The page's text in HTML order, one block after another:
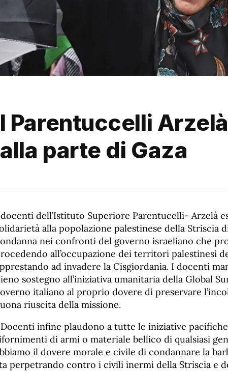
Parentuccelli
parte di Gaza
dell’Istituto Superiore Parentucelli- Arzelà
alla popolazione palestinese della Striscia
nei confronti del governo israeliano che
all’occupazione dei territori palestinesi
ad invadere la Cisgiordania. I docenti
sostegno all’iniziativa umanitaria della Global
italiano al proprio dovere di preservare
riuscita della missione.
infine plaudono a tutte le iniziative
di armi o materiale bellico di qualsiasi
il dovere morale e civile di condannare la
perpetrando contro i civili inermi della Striscia e